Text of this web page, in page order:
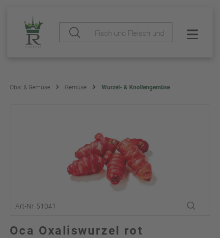
Obst & Gemüse Gemüse Wurzel- & Knollengemüse
Art-Nr. 51041
Oca Oxaliswurzel rot